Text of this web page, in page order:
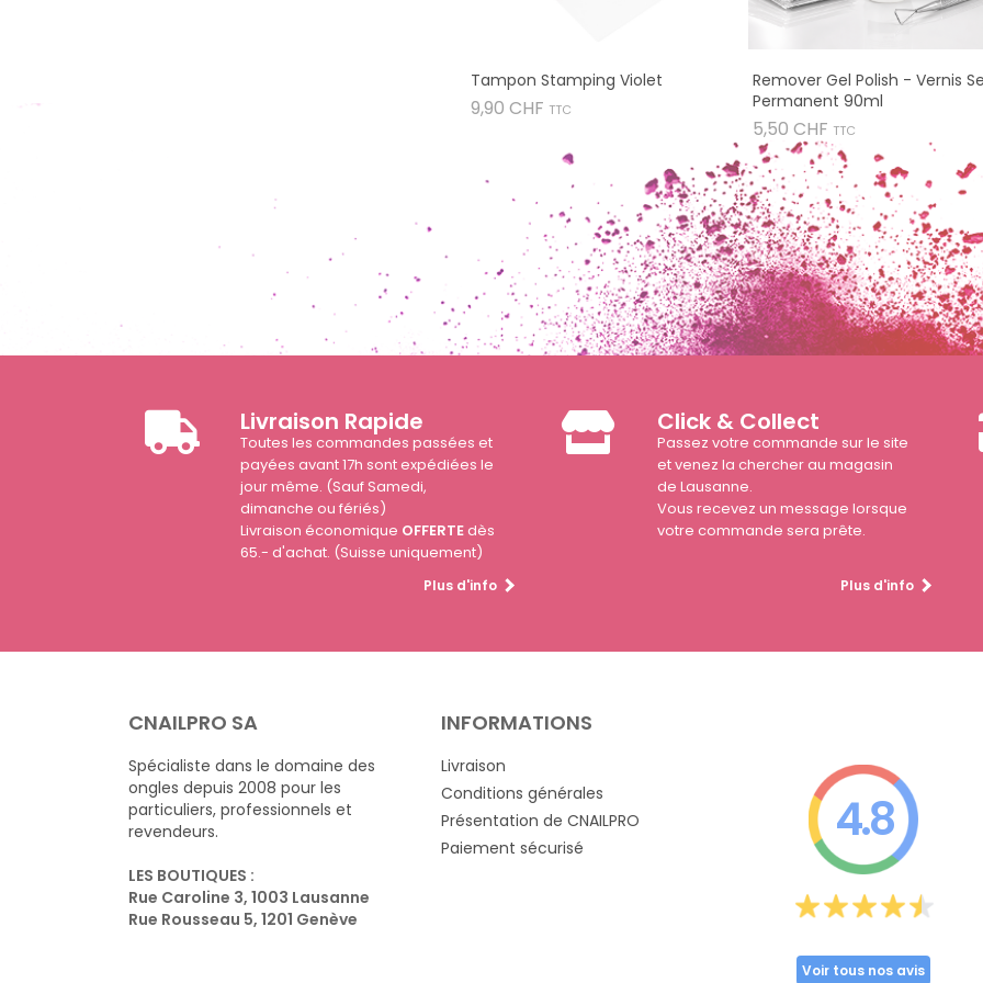
Tampon Stamping Violet
9,90 CHF Prix
TTC
Remover Gel Polish - Vernis
Permanent 90ml
5,50 CHF Prix
TTC
Livraison Rapide
Toutes les commandes passées et
payées avant 17h sont expédiées le
jour même. (Sauf Samedi,
dimanche ou fériés)
Livraison économique OFFERTEdès
65.- d'achat. (Suisse uniquement)
Plus d'info
Click & Collect
Passez votre commande sur le site
et venez la chercher au magasin
de Lausanne.
Vous recevez un message lorsque
votre commande sera prête.
Plus d'info
CNAILPRO SA
Spécialiste dans le domaine des
ongles depuis 2008 pour les
particuliers, professionnels et
revendeurs.
LES BOUTIQUES :
Rue Caroline 3, 1003 Lausanne
Rue Rousseau 5, 1201 Genève
INFORMATIONS
Livraison
Conditions générales
Présentation de CNAILPRO
Paiement sécurisé
4.8
Voir tous nos avis